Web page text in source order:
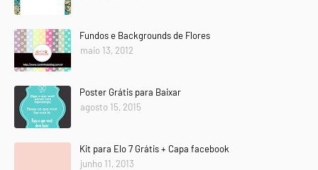
Fundos e Backgrounds de Flores
maio 13, 2012
Poster Grátis para Baixar
agosto 15, 2015
Kit para Elo 7 Grátis + Capa facebook
junho 11, 2013